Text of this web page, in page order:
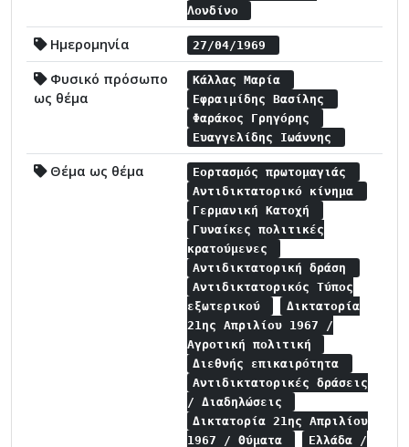
Λονδίνο
Ημερομηνία 27/04/1969
Φυσικό πρόσωπο
ως θέμα
Κάλλας Μαρία
Εφραιμίδης Βασίλης
Φαράκος Γρηγόρης
Ευαγγελίδης Ιωάννης
Θέμα ως θέμα
Εορτασμός πρωτομαγιάς
Αντιδικτατορικό κίνημα
Γερμανική Κατοχή
Γυναίκες πολιτικές
κρατούμενες
Αντιδικτατορική δράση
Αντιδικτατορικός Τύπος
εξωτερικού
Δικτατορία
21ης Απριλίου 1967 /
Αγροτική πολιτική
Διεθνής επικαιρότητα
Αντιδικτατορικές δράσεις
/ Διαδηλώσεις
Δικτατορία 21ης Απριλίου
1967 / Θύματα
Ελλάδα /